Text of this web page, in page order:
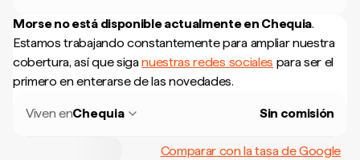
Morse no está disponible actualmente en Chequia.
Estamos trabajando constantemente para ampliar nuestra
cobertura, así que siganuestras redes sociales para ser el
primero en enterarse de las novedades.
Viven enChequia Sin comisión
Comparar con la tasa de Google